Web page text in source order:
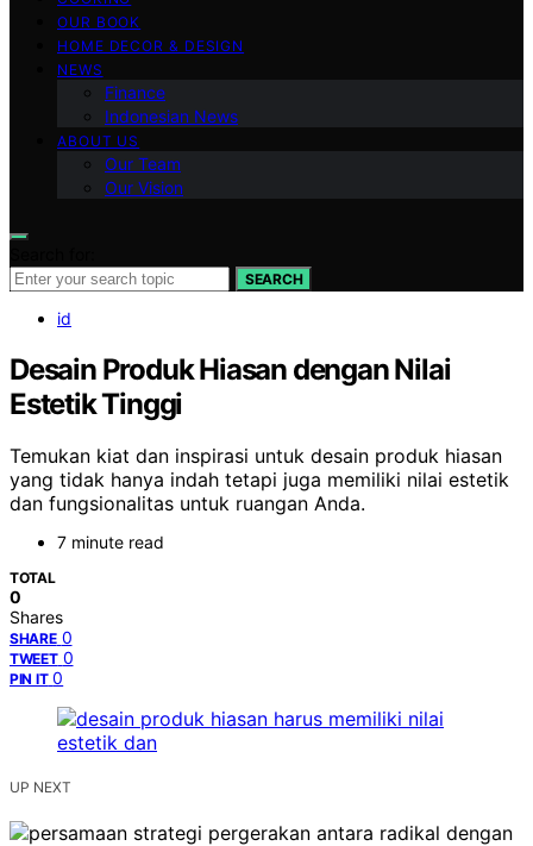
OUR BOOK
HOME DECOR & DESIGN
NEWS
Finance
Indonesian News
ABOUT US
Our Team
Our Vision
SEARCH
id
Desain Produk Hiasan dengan Nilai
Estetik Tinggi
Temukan kiat dan inspirasi untuk desain produk hiasan
yang tidak hanya indah tetapi juga memiliki nilai estetik
dan fungsionalitas untuk ruangan Anda.
7 minute read
TOTAL
0
Shares
SHARE 0
TWEET 0
PIN IT 0
UP NEXT